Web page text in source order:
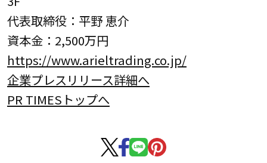
代表取締役：平野 恵介
資本金：2,500万円
https://www.arieltrading.co.jp/
企業プレスリリース詳細へ
PR TIMESトップへ